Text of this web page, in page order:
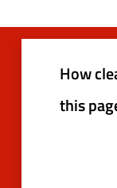
How
this